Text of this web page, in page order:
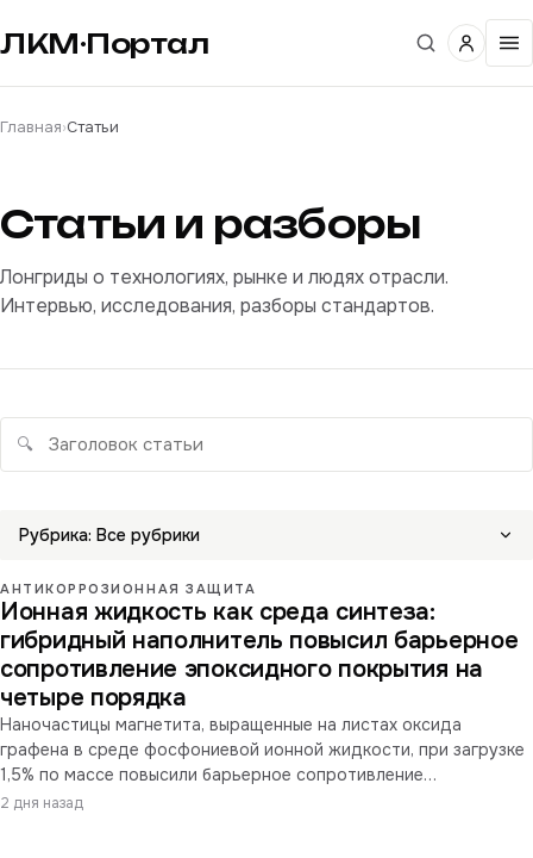
ЛКМ·Портал
Главная›Статьи
Статьи и разборы
Лонгриды о технологиях, рынке и людях отрасли.
Интервью, исследования, разборы стандартов.
🔍
Рубрика: Все рубрики
АНТИКОРРОЗИОННАЯ ЗАЩИТА
Ионная жидкость как среда синтеза:
гибридный наполнитель повысил барьерное
сопротивление эпоксидного покрытия на
четыре порядка
Наночастицы магнетита, выращенные на листах оксида
графена в среде фосфониевой ионной жидкости, при загрузке
1,5% по массе повысили барьерное сопротивление
эпоксидного покрытия на четыре порядка.
2 дня назад